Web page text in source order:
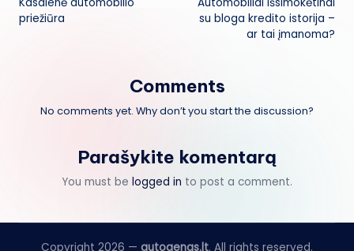
navigation
priežiūra
su bloga kredito istorija –
ar tai įmanoma?
Comments
No comments yet. Why don’t you start the discussion?
Parašykite komentarą
You must be logged in to post a comment.
Copyright 2026 — autogenas.lt. All rights reserved.